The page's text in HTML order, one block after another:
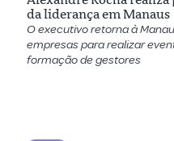
da liderança em Manaus
O executivo retorna à
empresas para realizar
formação de gestores